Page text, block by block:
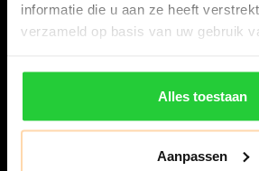
informatie die u aan ze heeft
verzameld op basis van uw gebruik
Alles toestaan
Aanpassen
Bespanracket.nl is dé
omstreken.
Snijdersstraat 6
8224 AA Lelystad
Nederland
06-57276080